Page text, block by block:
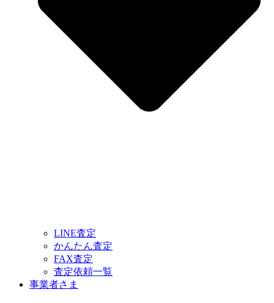
LINE査定
かんたん査定
FAX査定
査定依頼一覧
事業者さま